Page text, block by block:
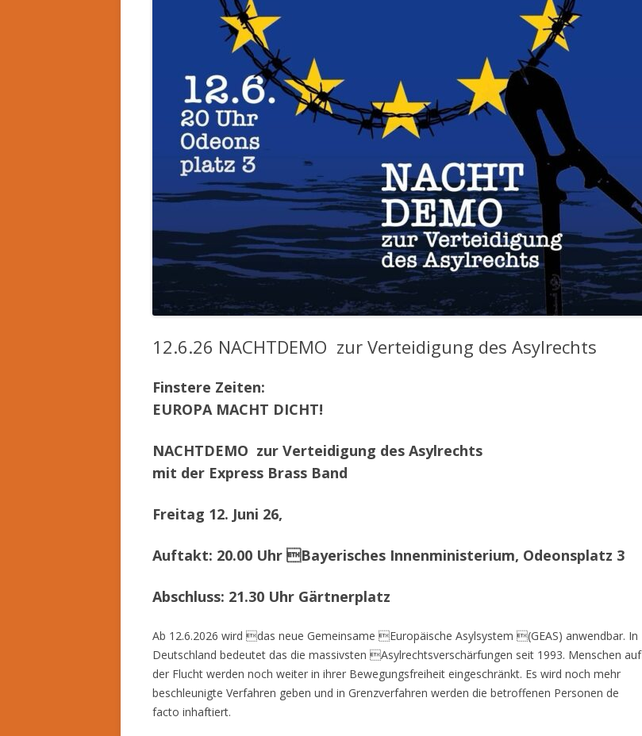
12.6.26 NACHTDEMO zur Verteidigung des Asylrechts
Finstere Zeiten:
EUROPA MACHT DICHT!
NACHTDEMO zur Verteidigung des Asylrechts
mit der Express Brass Band
Freitag 12. Juni 26,
Auftakt: 20.00 Uhr Bayerisches Innenministerium, Odeonsplatz 3
Abschluss: 21.30 Uhr Gärtnerplatz
Ab 12.6.2026 wird das neue Gemeinsame Europäische Asylsystem (GEAS) anwendbar. In
Deutschland bedeutet das die massivsten Asylrechtsverschärfungen seit 1993. Menschen auf
der Flucht werden noch weiter in ihrer Bewegungsfreiheit eingeschränkt. Es wird noch mehr
beschleunigte Verfahren geben und in Grenzverfahren werden die betroffenen Personen de
facto inhaftiert.